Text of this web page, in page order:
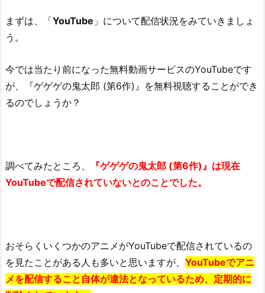
まずは、「YouTube 」について配信状況をみていきましょ
う。
今では当たり前になった無料動画サービスのYouTubeです
が、『ゲゲゲの鬼太郎 (第6作)』を無料視聴することができ
るのでしょうか？
調べてみたところ、
『ゲゲゲの鬼太郎 (第6作)』は現在
YouTubeで配信されていないとのことでした。
おそらくいくつかのアニメがYouTubeで配信されているの
を見たことがある人も多いと思いますが、 YouTubeでアニ
メを配信すること自体が違法となっているため、定期的に